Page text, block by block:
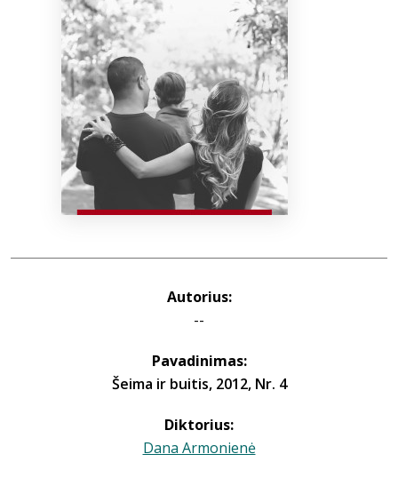
+370 667 80 541
info@elvislab.lt
Autorius:
--
Pavadinimas:
Šeima ir buitis, 2012, Nr. 4
Diktorius:
Dana Armonienė